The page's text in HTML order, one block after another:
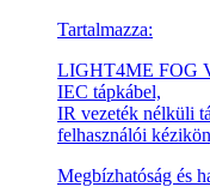
Tartalmazza:
LIGHT4ME FOG
IEC tápkábel,
IR vezeték nélküli
felhasználói
Megbízhatóság és